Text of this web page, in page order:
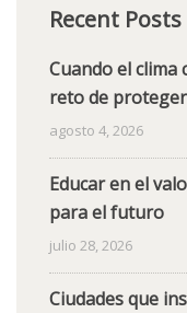
Recent Posts
Cuando el clima
reto de
agosto 4, 2026
Educar en el
para el futuro
julio 28, 2026
Ciudades que